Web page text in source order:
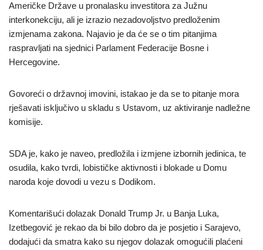
Američke Države u pronalasku investitora za Južnu
interkonekciju, ali je izrazio nezadovoljstvo predloženim
izmjenama zakona. Najavio je da će se o tim pitanjima
raspravljati na sjednici Parlament Federacije Bosne i
Hercegovine.
Govoreći o državnoj imovini, istakao je da se to pitanje mora
rješavati isključivo u skladu s Ustavom, uz aktiviranje nadležne
komisije.
SDA je, kako je naveo, predložila i izmjene izbornih jedinica, te
osudila, kako tvrdi, lobističke aktivnosti i blokade u Domu
naroda koje dovodi u vezu s Dodikom.
Komentarišući dolazak Donald Trump Jr. u Banja Luka,
Izetbegović je rekao da bi bilo dobro da je posjetio i Sarajevo,
dodajući da smatra kako su njegov dolazak omogućili plaćeni